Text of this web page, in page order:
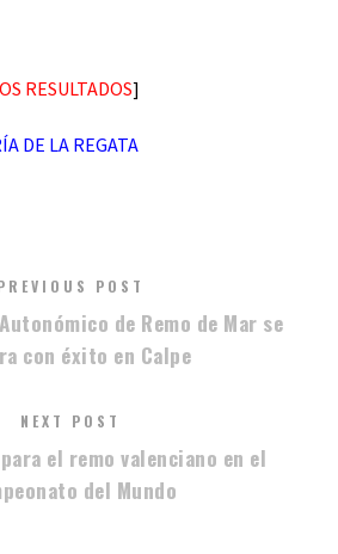
RESULTADOS]
DE LA REGATA
POST
de Remo de Mar se
con éxito en Calpe
NEXT POST
el remo valenciano en el
del Mundo